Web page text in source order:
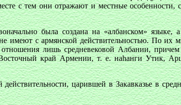
с тем они отражают и местные особенности,
была создана на «албанском» языке,
имеют с армянской действительностью. По их
отношения лишь средневековой Албании,
край Армении, т. е. наhанги Утик,
царившей в Закавказье в